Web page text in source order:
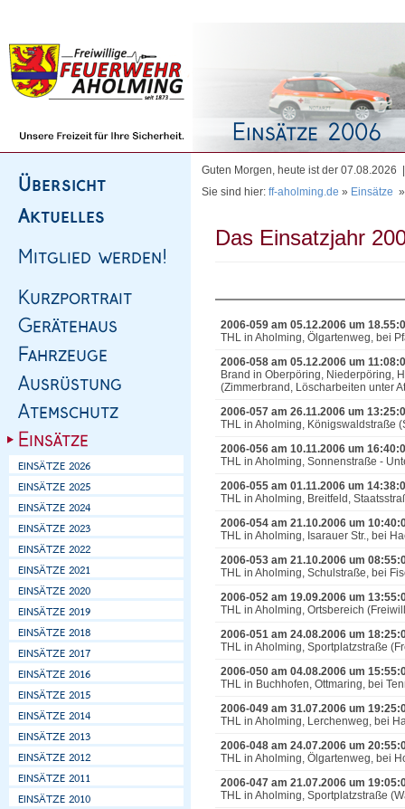
Guten Morgen, heute ist der
Sie sind hier: ff-aholming.de » Einsätze
Das Einsatzjahr
2006-059 am 05.12.2006 um
THL in Aholming, Ölgartenweg, bei
2006-058 am 05.12.2006 um
Brand in Oberpöring, Niederpöring,
(Zimmerbrand, Löscharbeiten unter
2006-057 am 26.11.2006 um
THL in Aholming, Königswaldstraße
2006-056 am 10.11.2006 um
THL in Aholming, Sonnenstraße -
2006-055 am 01.11.2006 um
THL in Aholming, Breitfeld,
2006-054 am 21.10.2006 um
THL in Aholming, Isarauer Str., bei
2006-053 am 21.10.2006 um
THL in Aholming, Schulstraße, bei
2006-052 am 19.09.2006 um
THL in Aholming, Ortsbereich
2006-051 am 24.08.2006 um
THL in Aholming, Sportplatzstraße
2006-050 am 04.08.2006 um
THL in Buchhofen, Ottmaring, bei
2006-049 am 31.07.2006 um
THL in Aholming, Lerchenweg, bei
2006-048 am 24.07.2006 um
THL in Aholming, Ölgartenweg, bei
2006-047 am 21.07.2006 um
THL in Aholming, Sportplatzstraße